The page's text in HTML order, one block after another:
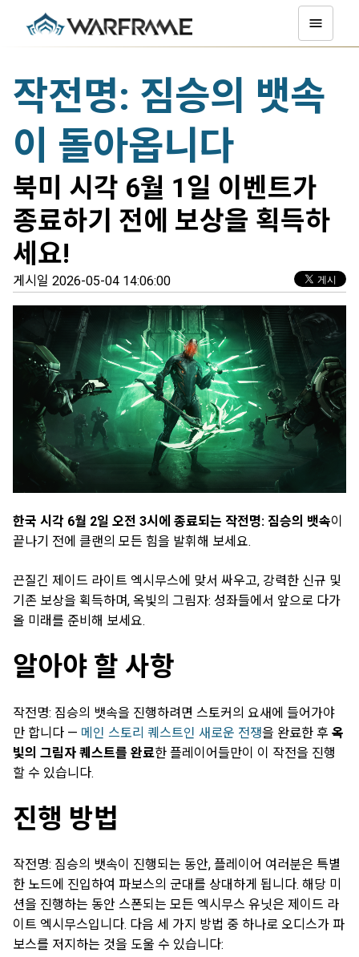
작전명: 짐승의 뱃속
이 돌아옵니다
북미 시각 6월 1일 이벤트가
종료하기 전에 보상을 획득하
세요!
게시일 2026-05-04 14:06:00
한국 시각 6월 2일 오전 3시에 종료되는 작전명: 짐승의 뱃속이
끝나기 전에 클랜의 모든 힘을 발휘해 보세요.
끈질긴 제이드 라이트 엑시무스에 맞서 싸우고, 강력한 신규 및
기존 보상을 획득하며, 옥빛의 그림자: 성좌들에서 앞으로 다가
올 미래를 준비해 보세요.
알아야 할 사항
작전명: 짐승의 뱃속을 진행하려면 스토커의 요새에 들어가야
만 합니다 — 메인 스토리 퀘스트인 새로운 전쟁을 완료한 후 옥
빛의 그림자 퀘스트를 완료한 플레이어들만이 이 작전을 진행
할 수 있습니다.
진행 방법
작전명: 짐승의 뱃속이 진행되는 동안, 플레이어 여러분은 특별
한 노드에 진입하여 파보스의 군대를 상대하게 됩니다. 해당 미
션을 진행하는 동안 스폰되는 모든 엑시무스 유닛은 제이드 라
이트 엑시무스입니다. 다음 세 가지 방법 중 하나로 오디스가 파
보스를 저지하는 것을 도울 수 있습니다: